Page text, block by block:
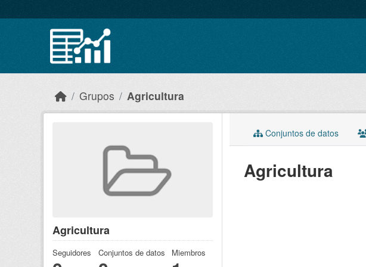
Grupos Agricultura
Agricultura
Seguidores Conjuntos de datos Miembros
Conjuntos de datos
Agricultura